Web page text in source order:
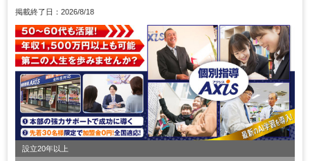
掲載終了日：2026/8/18
設立20年以上